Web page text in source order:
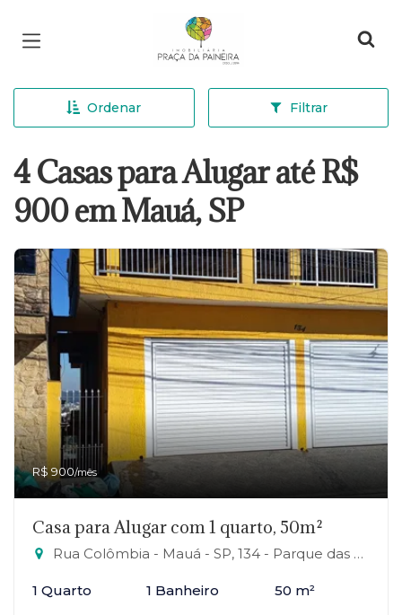
Página inicial
Ordenar Filtrar
4 Casas para Alugar até R$
900 em Mauá, SP
R$ 900/mês
Casa para Alugar com 1 quarto, 50m²
Rua Colômbia - Mauá - SP, 134 - Parque das Américas, Mauá-SP
1 Quarto 1 Banheiro 50 m²